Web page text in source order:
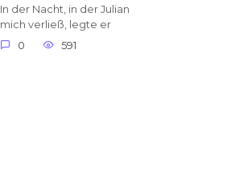
In der Nacht, in der Julian
mich verließ, legte er
0
591